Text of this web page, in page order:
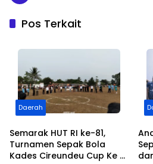
Pos Terkait
Daerah
Semarak HUT RI ke-81,
Turnamen Sepak Bola
Kades Cireundeu Cup Ke V